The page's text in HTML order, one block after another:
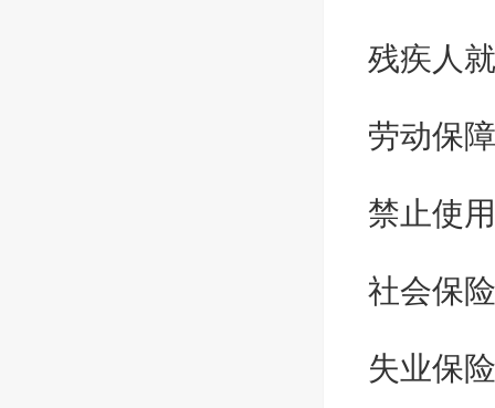
残疾人
劳动保
禁止使
社会保
失业保